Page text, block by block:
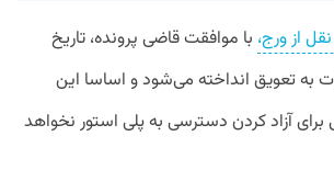
از ورج، با موافقت قاضی پرونده، تاریخ
به تعویق انداخته می‌شود و اساسا این
برای آزاد کردن دسترسی به پلی‌ استور نخواهد